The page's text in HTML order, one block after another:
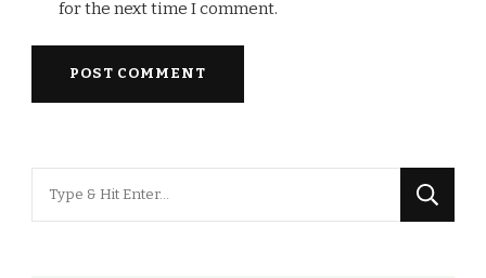
for the next time I comment.